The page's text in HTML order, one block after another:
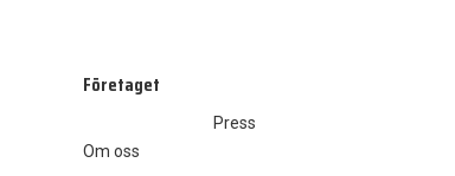
Företaget
Om oss
Press